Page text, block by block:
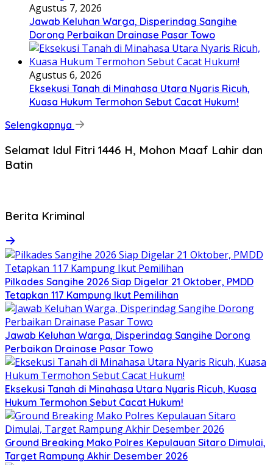
Agustus 7, 2026
Jawab Keluhan Warga, Disperindag Sangihe
Dorong Perbaikan Drainase Pasar Towo
Agustus 6, 2026
Eksekusi Tanah di Minahasa Utara Nyaris Ricuh,
Kuasa Hukum Termohon Sebut Cacat Hukum!
Selengkapnya
Selamat Idul Fitri 1446 H, Mohon Maaf Lahir dan
Batin
Berita Kriminal
Pilkades Sangihe 2026 Siap Digelar 21 Oktober, PMDD
Tetapkan 117 Kampung Ikut Pemilihan
Jawab Keluhan Warga, Disperindag Sangihe Dorong
Perbaikan Drainase Pasar Towo
Eksekusi Tanah di Minahasa Utara Nyaris Ricuh, Kuasa
Hukum Termohon Sebut Cacat Hukum!
Ground Breaking Mako Polres Kepulauan Sitaro Dimulai,
Target Rampung Akhir Desember 2026